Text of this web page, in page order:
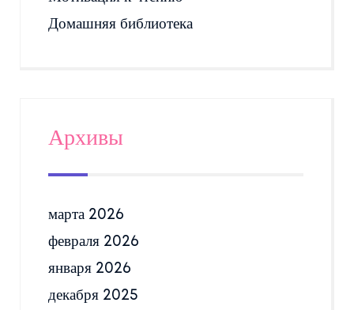
Домашняя библиотека
Архивы
марта 2026
февраля 2026
января 2026
декабря 2025